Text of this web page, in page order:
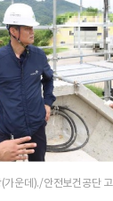
가운데)./안전보건공단